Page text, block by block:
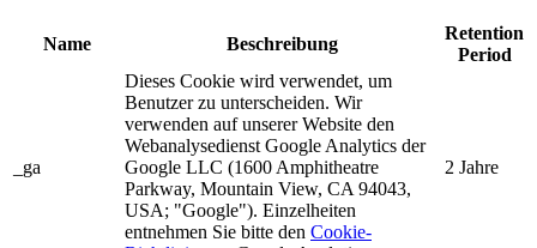
Name Beschreibung
Retention
Period
_ga
Dieses Cookie wird verwendet, um
Benutzer zu unterscheiden. Wir
verwenden auf unserer Website den
Webanalysedienst Google Analytics der
Google LLC (1600 Amphitheatre
Parkway, Mountain View, CA 94043,
USA; "Google"). Einzelheiten
entnehmen Sie bitte den Cookie-
2 Jahre